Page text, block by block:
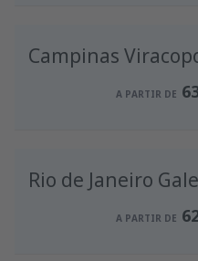
A PARTIR DE 592
Porto,
Campinas
A PARTIR DE
A PARTIR DE